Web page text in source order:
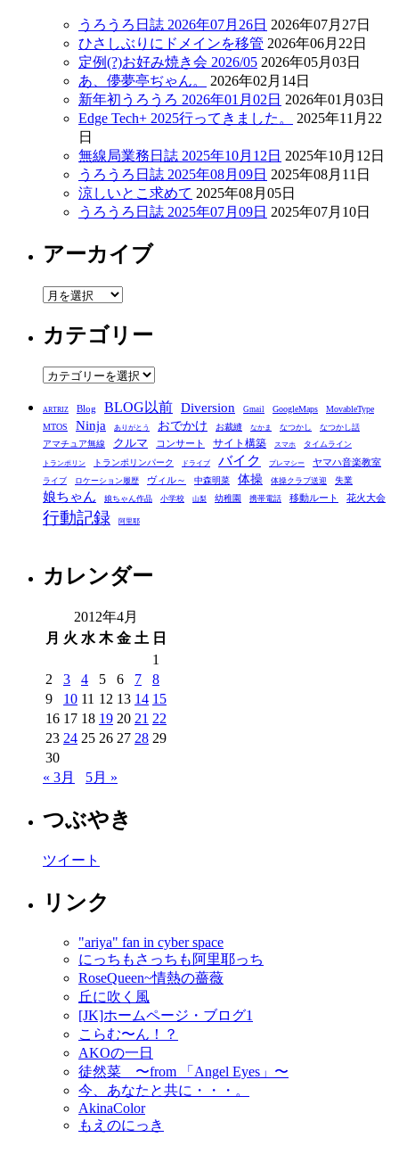
うろうろ日誌 2026年07月26日 2026年07月27日
ひさしぶりにドメインを移管 2026年06月22日
定例(?)お好み焼き会 2026/05 2026年05月03日
あ、儚夢亭ぢゃん。
2026年02月14日
新年初うろうろ 2026年01月02日 2026年01月03日
Edge Tech+ 2025行ってきました。
2025年11月22
日
無線局業務日誌 2025年10月12日 2025年10月12日
うろうろ日誌 2025年08月09日 2025年08月11日
涼しいとこ求めて 2025年08月05日
うろうろ日誌 2025年07月09日 2025年07月10日
アーカイブ
ア
カ
イ
ブ
カテゴリー
カ
ゴ
リ
ー
ARTRIZ Blog BLOG以前 Diversion Gmail GoogleMaps
MovableType
MTOS
Ninja ありがとう おでかけ お裁縫 なかま なつかし なつかし話
アマチュア無線 クルマ コンサート サイト構築 スマホ タイムライン
トランポリン トランポリンパーク ドライブ バイク プレマシー ヤマハ音楽教室
ライブ ロケーション履歴 ヴィル～ 中森明菜 体操 体操クラブ送迎 失業
娘ちゃん 娘ちゃん作品 小学校 山梨 幼稚園 携帯電話 移動ルート 花火大会
行動記録 阿里耶
カレンダー
2012年4月
月 火 水 木 金 土 日
1
2
3 4 5 6 7
8
9
10 11 12 13 14 15
16 17 18 19 20 21 22
23 24 25 26 27 28 29
30
« 3月
5月 »
つぶやき
ツイート
リンク
"ariya" fan in cyber space
にっちもさっちも阿里耶っち
RoseQueen~情熱の薔薇
丘に吹く風
[JK]ホームページ・ブログ1
こらむ〜ん！？
AKOの一日
徒然菜 〜from 「Angel Eyes」〜
今、あなたと共に・・・。
AkinaColor
もえのにっき